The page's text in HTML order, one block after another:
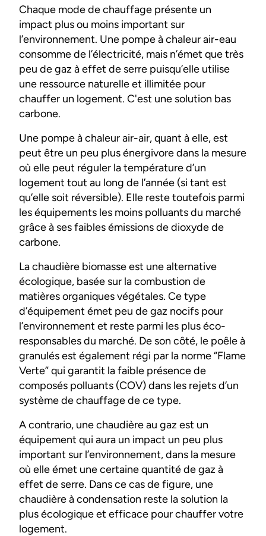
Chaque mode de chauffage présente un
impact plus ou moins important sur
l’environnement. Une pompe à chaleur air-eau
consomme de l’électricité, mais n’émet que très
peu de gaz à effet de serre puisqu’elle utilise
une ressource naturelle et illimitée pour
chauffer un logement. C'est une solution bas
carbone.
Une pompe à chaleur air-air, quant à elle, est
peut être un peu plus énergivore dans la mesure
où elle peut réguler la température d’un
logement tout au long de l’année (si tant est
qu’elle soit réversible). Elle reste toutefois parmi
les équipements les moins polluants du marché
grâce à ses faibles émissions de dioxyde de
carbone.
La chaudière biomasse est une alternative
écologique, basée sur la combustion de
matières organiques végétales. Ce type
d’équipement émet peu de gaz nocifs pour
l’environnement et reste parmi les plus éco-
responsables du marché. De son côté, le poêle à
granulés est également régi par la norme “Flame
Verte” qui garantit la faible présence de
composés polluants (COV) dans les rejets d’un
système de chauffage de ce type.
A contrario, une chaudière au gaz est un
équipement qui aura un impact un peu plus
important sur l’environnement, dans la mesure
où elle émet une certaine quantité de gaz à
effet de serre. Dans ce cas de figure, une
chaudière à condensation reste la solution la
plus écologique et efficace pour chauffer votre
logement.